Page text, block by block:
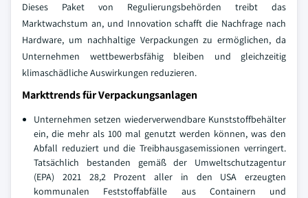
Dieses Paket von Regulierungsbehörden treibt das
Marktwachstum an, und Innovation schafft die Nachfrage nach
Hardware, um nachhaltige Verpackungen zu ermöglichen, da
Unternehmen wettbewerbsfähig bleiben und gleichzeitig
klimaschädliche Auswirkungen reduzieren.
Markttrends für Verpackungsanlagen
Unternehmen setzen wiederverwendbare Kunststoffbehälter
ein, die mehr als 100 mal genutzt werden können, was den
Abfall reduziert und die Treibhausgasemissionen verringert.
Tatsächlich bestanden gemäß der Umweltschutzagentur
(EPA) 2021 28,2 Prozent aller in den USA erzeugten
kommunalen Feststoffabfälle aus Containern und